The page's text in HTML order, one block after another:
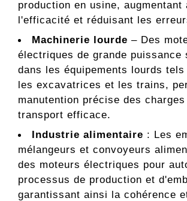
production en usine, augmentant
l'efficacité et réduisant les
Machinerie lourde – Des
électriques de grande puissance
dans les équipements lourds
les excavatrices et les trains,
manutention précise des
transport efficace.
Industrie alimentaire : Les
mélangeurs et convoyeurs
des moteurs électriques pour
processus de production et
garantissant ainsi la cohérence